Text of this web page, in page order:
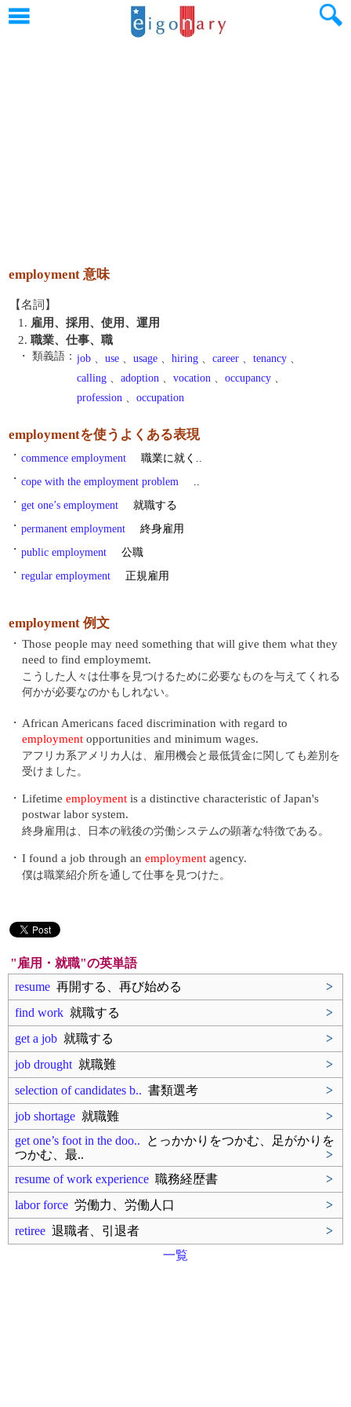
employment 意味
【名詞】
1. 雇用、採用、使用、運用
2. 職業、仕事、職
・ 類義語： job 、 use 、 usage 、 hiring 、 career 、 tenancy 、
calling 、 adoption 、 vocation 、 occupancy 、
profession 、 occupation
employmentを使うよくある表現
・ commence employment
職業に就く..
・ cope with the employment problem
..
・ get one’s employment
就職する
・ permanent employment
終身雇用
・ public employment
公職
・ regular employment 正規雇用
employment 例文
・ Those people may need something that will give them what they
need to find employmemt.
こうした人々は仕事を見つけるために必要なものを与えてくれる
何かが必要なのかもしれない。
・ African Americans faced discrimination with regard to
employment opportunities and minimum wages.
アフリカ系アメリカ人は、雇用機会と最低賃金に関しても差別を
受けました。
・ Lifetime employment is a distinctive characteristic of Japan's
postwar labor system.
終身雇用は、日本の戦後の労働システムの顕著な特徴である。
・ I found a job through an employment agency.
僕は職業紹介所を通して仕事を見つけた。
"雇用・就職"の英単語
resume 再開する、再び始める
>
find work 就職する
>
get a job 就職する
>
job drought 就職難
>
selection of candidates b.. 書類選考
>
job shortage 就職難
>
get one’s foot in the doo.. とっかかりをつかむ、足がかりを
つかむ、最..
>
resume of work experience 職務経歴書
>
labor force 労働力、労働人口
>
retiree 退職者、引退者
>
一覧